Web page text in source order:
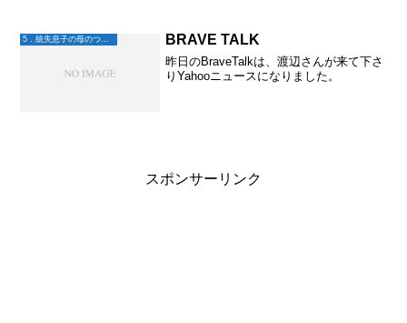
BRAVE TALK
昨日のBraveTalkは、渡辺さんが来て下さ
りYahooニュースになりました。
スポンサーリンク